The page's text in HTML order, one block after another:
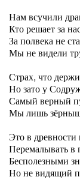
Нам всучили
Кто решает за
За полвека не
Мы не видели
Страх, что
Но зато у
Самый верный
Мы лишь
Это в
Перемалывать в
Бесполезными
Но не видящий